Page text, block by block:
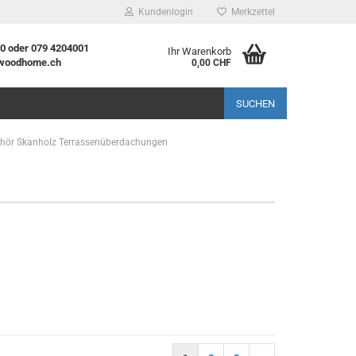
Kundenlogin Merkzettel
oder 079 4204001
Ihr Warenkorb
0,00 CHF
SUCHEN
Skanholz Terrassenüberdachungen